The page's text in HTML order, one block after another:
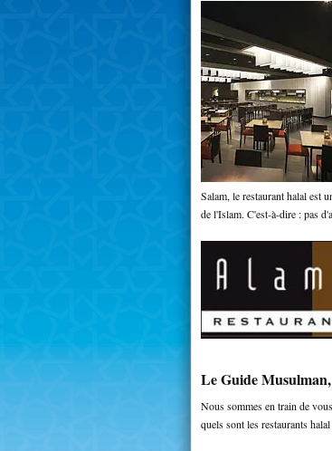
Salam, le restaurant halal est
de l'Islam. C'est-à-dire : pas
Le Guide
Nous sommes en train de
quels sont les restaurants